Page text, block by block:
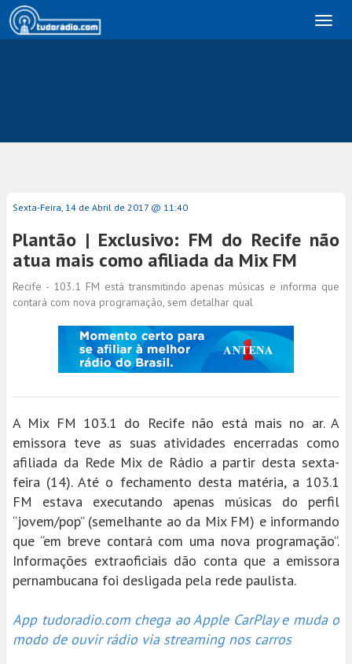
Sexta-Feira, 14 de Abril de 2017 @ 11:40
Plantão | Exclusivo: FM do Recife não
atua mais como afiliada da Mix FM
Recife - 103.1 FM está transmitindo apenas músicas e informa que
contará com nova programação, sem detalhar qual
A Mix FM 103.1 do Recife não está mais no ar. A
emissora teve as suas atividades encerradas como
afiliada da Rede Mix de Rádio a partir desta sexta-
feira (14). Até o fechamento desta matéria, a 103.1
FM estava executando apenas músicas do perfil
“jovem/pop” (semelhante ao da Mix FM) e informando
que “em breve contará com uma nova programação”.
Informações extraoficiais dão conta que a emissora
pernambucana foi desligada pela rede paulista.
App tudoradio.com chega ao Apple CarPlay e muda o
modo de ouvir rádio via streaming nos carros